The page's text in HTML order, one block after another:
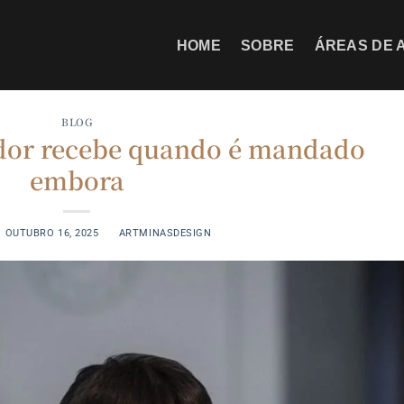
HOME SOBRE ÁREAS DE
BLOG
recebe quando é mandado
embora
OUTUBRO 16, 2025 ARTMINASDESIGN